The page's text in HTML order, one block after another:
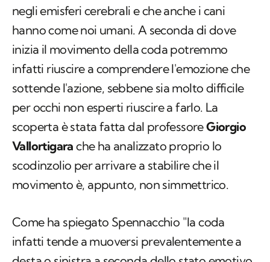
negli emisferi cerebrali e che anche i cani
hanno come noi umani. A seconda di dove
inizia il movimento della coda potremmo
infatti riuscire a comprendere l'emozione che
sottende l'azione, sebbene sia molto difficile
per occhi non esperti riuscire a farlo. La
scoperta è stata fatta dal professoreGiorgio
Vallortigara che ha analizzato proprio lo
scodinzolio per arrivare a stabilire che il
movimento è, appunto, non simmettrico.
Come ha spiegato Spennacchio "la coda
infatti tende a muoversi prevalentemente a